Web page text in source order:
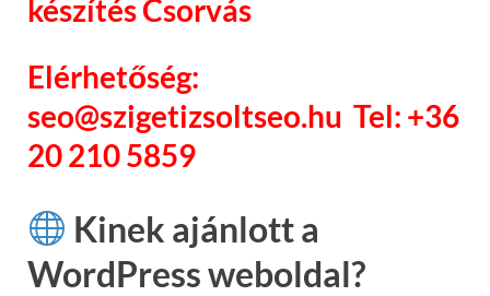
készítés Csorvás
Elérhetőség:
seo@szigetizsoltseo.hu Tel: +36
20 210 5859
Kinek ajánlott a
WordPress weboldal?